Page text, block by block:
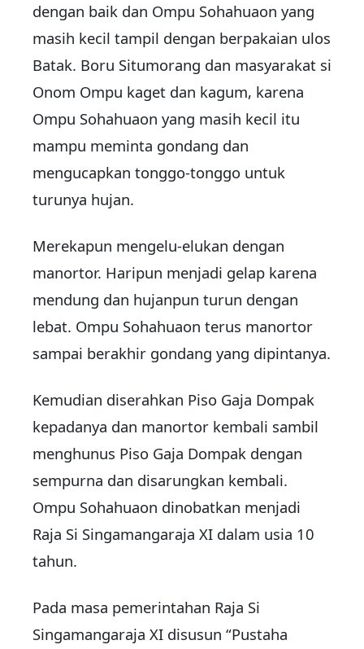
dengan baik dan Ompu Sohahuaon yang
masih kecil tampil dengan berpakaian ulos
Batak. Boru Situmorang dan masyarakat si
Onom Ompu kaget dan kagum, karena
Ompu Sohahuaon yang masih kecil itu
mampu meminta gondang dan
mengucapkan tonggo-tonggo untuk
turunya hujan.
Merekapun mengelu-elukan dengan
manortor. Haripun menjadi gelap karena
mendung dan hujanpun turun dengan
lebat. Ompu Sohahuaon terus manortor
sampai berakhir gondang yang dipintanya.
Kemudian diserahkan Piso Gaja Dompak
kepadanya dan manortor kembali sambil
menghunus Piso Gaja Dompak dengan
sempurna dan disarungkan kembali.
Ompu Sohahuaon dinobatkan menjadi
Raja Si Singamangaraja XI dalam usia 10
tahun.
Pada masa pemerintahan Raja Si
Singamangaraja XI disusun “Pustaha